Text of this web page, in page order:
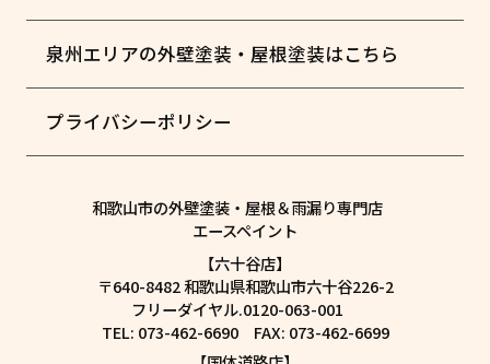
泉州エリアの外壁塗装・屋根塗装はこちら
プライバシーポリシー
和歌山市の外壁塗装・屋根＆雨漏り専門店
エースペイント
【六十谷店】
〒640-8482 和歌山県和歌山市六十谷226-2
フリーダイヤル.0120-063-001
TEL: 073-462-6690 FAX: 073-462-6699